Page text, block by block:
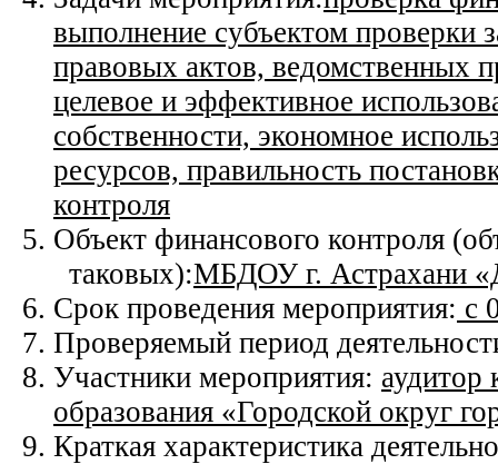
выполнение субъектом проверки
правовых актов, ведомственных
целевое и эффективное
собственности, экономное
ресурсов, правильность
контроля
Объект финансового контроля
таковых):МБДОУ г. Астрахани
Срок проведения мероприятия: с
Проверяемый период
Участники мероприятия: аудитор
образования «Городской округ
Краткая характеристика